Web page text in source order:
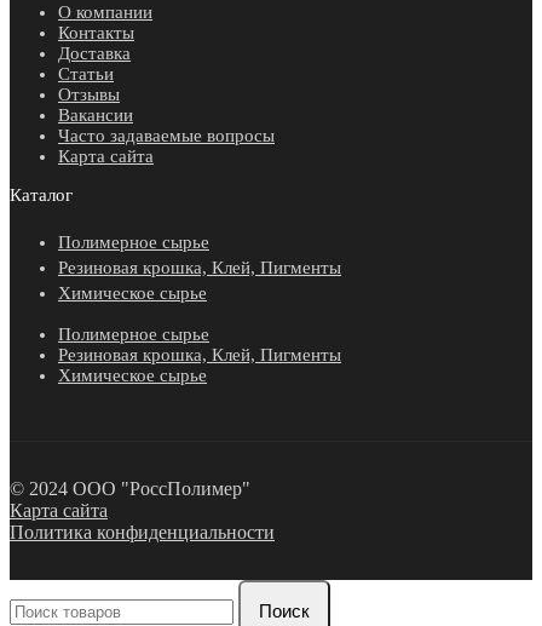
О компании
Контакты
Доставка
Статьи
Отзывы
Вакансии
Часто задаваемые вопросы
Карта сайта
Каталог
Полимерное сырье
Резиновая крошка, Клей, Пигменты
Химическое сырье
Полимерное сырье
Резиновая крошка, Клей, Пигменты
Химическое сырье
© 2024 ООО "РоссПолимер"
Карта сайта
Политика конфиденциальности
Поиск